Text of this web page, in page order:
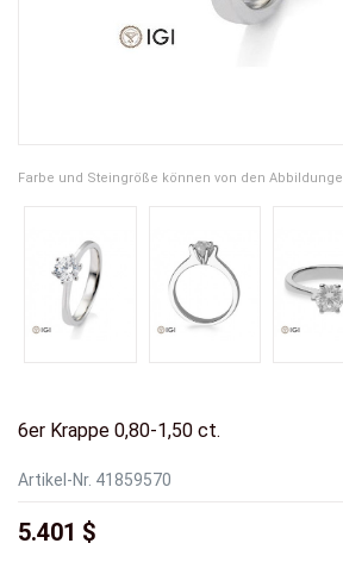
Farbe und Steingröße können von den
6er Krappe 0,80-1,50 ct.
Artikel-Nr. 41859570
5.401 $